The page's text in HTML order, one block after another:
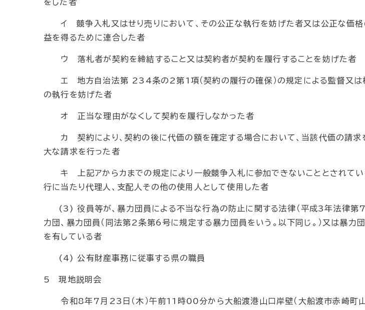
をした者
イ 競争入札又はせり売りにおいて、その公正な執行を妨げた者又は公正な価格
益を得るために連合した者
ウ 落札者が契約を締結すること又は契約者が契約を履行することを妨げた者
エ 地方自治法第 234条の2第1項（契約の履行の確保）の規定による監督又は
の執行を妨げた者
オ 正当な理由がなくして契約を履行しなかった者
カ 契約により、契約の後に代価の額を確定する場合において、当該代価の請求
大な請求を行った者
キ 上記アからカまでの規定により一般競争入札に参加できないこととされてい
行に当たり代理人、支配人その他の使用人として使用した者
(3) 役員等が、暴力団員による不当な行為の防止に関する法律（平成3年法律第
力団、暴力団員（同法第2条第6号に規定する暴力団員をいう。以下同じ。）又は暴力
を有している者
(4) 公有財産事務に従事する県の職員
5 現地説明会
令和8年7月23日（木）午前11時00分から大船渡港山口岸壁（大船渡市赤崎町山